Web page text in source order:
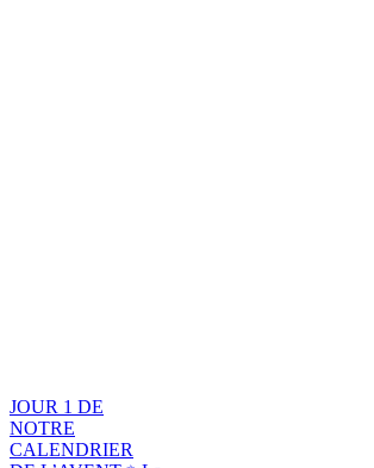
JOUR 1 DE
NOTRE
CALENDRIER